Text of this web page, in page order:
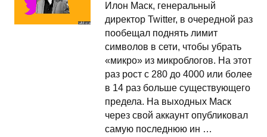
Илон Маск, генеральный
директор Twitter, в очередной раз
пообещал поднять лимит
символов в сети, чтобы убрать
«микро» из микроблогов. На этот
раз рост с 280 до 4000 или более
в 14 раз больше существующего
предела. На выходных Маск
через свой аккаунт опубликовал
самую последнюю ин …